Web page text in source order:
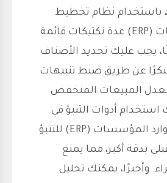
باستخدام نظام تخطيط
موارد المؤسسات (ERP) عدة تكتيكات قائمة
يجب عليك تحديد الأصناف
عن طريق ضبط تنبيهات
المبيعات المنخفض.
أدوات التنبؤ في
نظام تخطيط موارد المؤسسات (ERP) للتنبؤ
بدقة أكبر، مما يمنع
وأخيرًا، يمكنك تحليل